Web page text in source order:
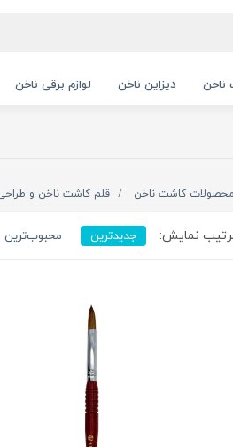
ناخن دیزاین ناخن لوازم برقی ناخن
کاشت ناخن قلم کاشت ناخن و
نمایش: جدیدترین محبوب‌ترین